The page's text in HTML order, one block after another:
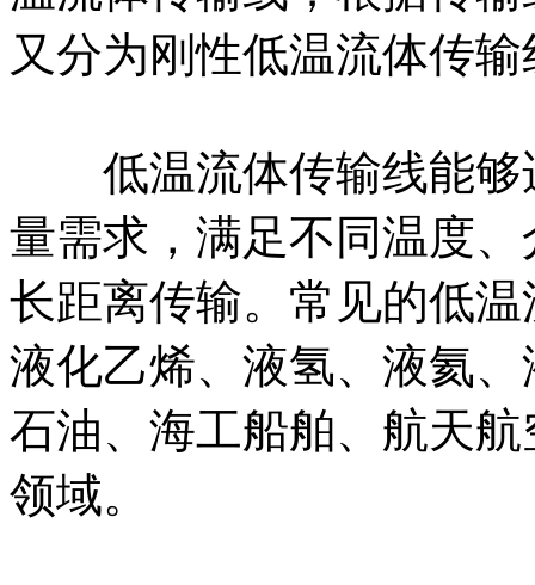
又分为刚性低温流体传
低温流体传输线能够
量需求，满足不同温度
长距离传输。常见的低
液化乙烯、液氢、液氦
石油、海工船舶、航天
领域。